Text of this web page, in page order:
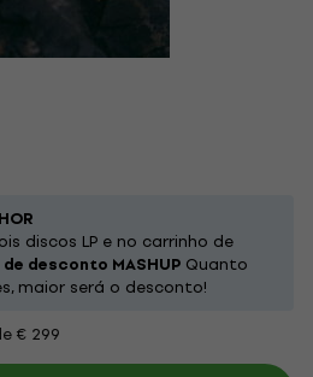
discos LP e no carrinho de
desconto MASHUP Quanto
maior será o desconto!
€ 299